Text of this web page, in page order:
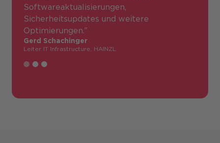
Softwareaktualisierungen,
Sicherheitsupdates und weitere
Optimierungen.”
Gerd Schachinger
Leiter IT Infrastructure, HAINZL